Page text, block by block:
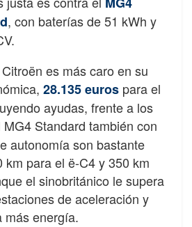
, con baterías de 51 kWh y
es más caro en su
28.135 euros para el
ayudas, frente a los
MG4 Standard también con
autonomía son bastante
km para el ë-C4 y 350 km
el sinobritánico le supera
de aceleración y
más energía.